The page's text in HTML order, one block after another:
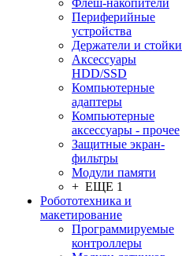
Флеш-накопители
Периферийные
устройства
Держатели и стойки
Аксессуары
HDD/SSD
Компьютерные
адаптеры
Компьютерные
аксессуары - прочее
Защитные экран-
фильтры
Модули памяти
+ ЕЩЕ 1
Робототехника и
макетирование
Программируемые
контроллеры